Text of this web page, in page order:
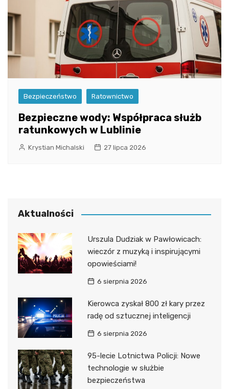
Bezpieczeństwo Ratownictwo
Bezpieczne wody: Współpraca służb
ratunkowych w Lublinie
Krystian Michalski 27 lipca 2026
Aktualności
Urszula Dudziak w Pawłowicach:
wieczór z muzyką i inspirującymi
opowieściami!
6 sierpnia 2026
Kierowca zyskał 800 zł kary przez
radę od sztucznej inteligencji
6 sierpnia 2026
95-lecie Lotnictwa Policji: Nowe
technologie w służbie
bezpieczeństwa